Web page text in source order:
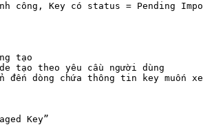
Key có status = Pending
tạo
tạo theo yêu cầu người dùng
dòng chứa thông tin key
Key”